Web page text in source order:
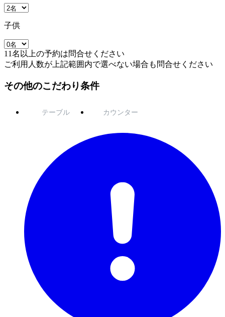
子供
11名以上の予約は問合せください
ご利用人数が上記範囲内で選べない場合も問合せください
その他のこだわり条件
テーブル カウンター